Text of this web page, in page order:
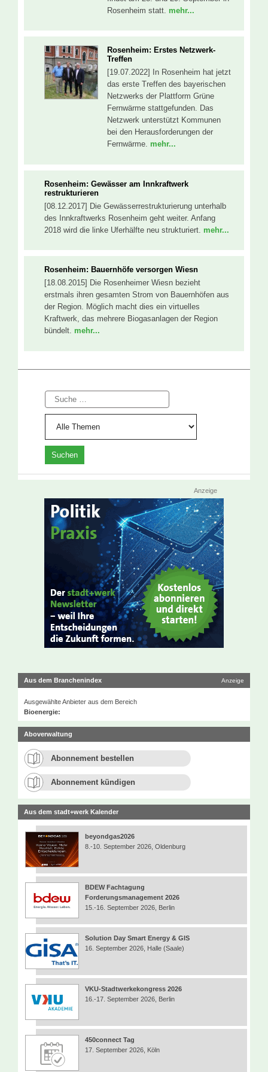
Rosenheim statt. mehr...
Rosenheim: Erstes Netzwerk-
Treffen
[19.07.2022] In Rosenheim hat jetzt
das erste Treffen des bayerischen
Netzwerks der Plattform Grüne
Fernwärme stattgefunden. Das
Netzwerk unterstützt Kommunen
bei den Herausforderungen der
Fernwärme. mehr...
Rosenheim: Gewässer am Innkraftwerk
restrukturieren
[08.12.2017] Die Gewässerrestrukturierung unterhalb
des Innkraftwerks Rosenheim geht weiter. Anfang
2018 wird die linke Uferhälfte neu strukturiert. mehr...
Rosenheim: Bauernhöfe versorgen Wiesn
[18.08.2015] Die Rosenheimer Wiesn bezieht
erstmals ihren gesamten Strom von Bauernhöfen aus
der Region. Möglich macht dies ein virtuelles
Kraftwerk, das mehrere Biogasanlagen der Region
bündelt. mehr...
Suche
Anzeige
Aus dem Branchenindex Anzeige
Ausgewählte Anbieter aus dem Bereich
Bioenergie:
Aboverwaltung
Abonnement bestellen
Abonnement kündigen
Aus dem stadt+werk Kalender
beyondgas2026
8.-10. September 2026, Oldenburg
BDEW Fachtagung
Forderungsmanagement 2026
15.-16. September 2026, Berlin
Solution Day Smart Energy & GIS
16. September 2026, Halle (Saale)
VKU-Stadtwerkekongress 2026
16.-17. September 2026, Berlin
450connect Tag
17. September 2026, Köln